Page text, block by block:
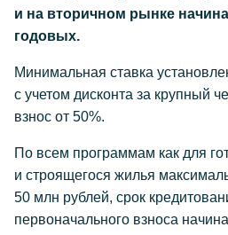
и на вторичном рынке
годовых.
Минимальная ставка
с учетом дисконта за крупный
взнос от 50%.
По всем программам как для
и строящегося жилья
50 млн рублей, срок
первоначального взноса